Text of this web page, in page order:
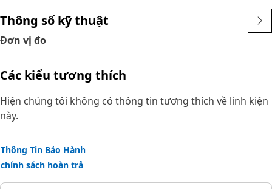
Attributes:
• Resistant to wear and deformation under high torque
• Features an accurate fit to prevent slippage and damage
• Offers high resistance to impact and shock forces.
• Features a black oxide finish to resist corrosion and rust.
Applications:
An Impact Extension is used with impact wrenches or
Thông số kỹ thuật
Đơn vị đo
Các kiểu tương thích
Hiện chúng tôi không có thông tin tương thích về linh kiện
này.
Thông Tin Bảo Hành
chính sách hoàn trả